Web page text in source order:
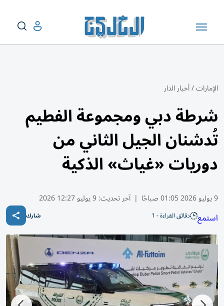
الإمارات/أخبار الدار
شرطة دبي ومجموعة الفطيم
تُدشنان الجيل الثاني من
دوريات «غياث» الذكية
9 يوليو 2026 01:05 صباحًا | آخر تحديث:9 يوليو 12:27 2026
استمع دقائق القراءة - 1 شارك